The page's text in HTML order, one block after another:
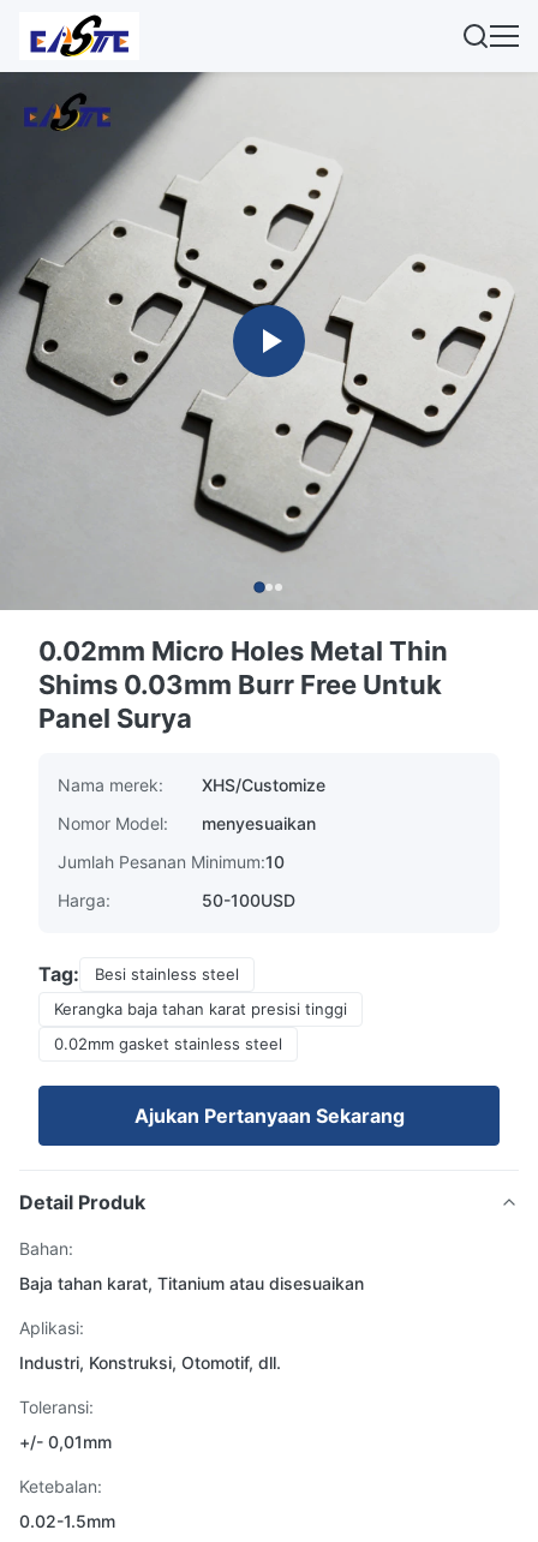
0.02mm Micro Holes Metal Thin
Shims 0.03mm Burr Free Untuk
Panel Surya
Nama merek:
XHS/Customize
Nomor Model:
menyesuaikan
Jumlah Pesanan Minimum:10
Harga:
50-100USD
Tag:
Besi stainless steel
Kerangka baja tahan karat presisi tinggi
0.02mm gasket stainless steel
Ajukan Pertanyaan Sekarang
Detail Produk
Bahan:
Baja tahan karat, Titanium atau disesuaikan
Aplikasi:
Industri, Konstruksi, Otomotif, dll.
Toleransi:
+/- 0,01mm
Ketebalan:
0.02-1.5mm